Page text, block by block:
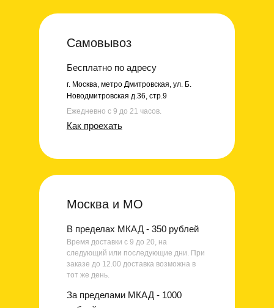
Самовывоз
Бесплатно по адресу
г. Москва, метро Дмитровская, ул. Б.
Новодмитровская д.36, стр.9
Ежедневно с 9 до 21 часов.
Как проехать
Москва и МО
В пределах МКАД - 350 рублей
Время доставки с 9 до 20, на
следующий или последующие дни. При
заказе до 12.00 доставка возможна в
тот же день.
За пределами МКАД - 1000